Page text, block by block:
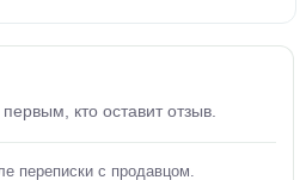
кто оставит отзыв.
переписки с продавцом.